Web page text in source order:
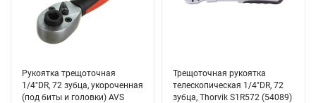
Рукоятка трещоточная
1/4"DR, 72 зубца, укороченная
(под биты и головки) AVS
Трещоточная рукоятка
телескопическая 1/4"DR, 72
зубца, Thorvik S1R572 (54089)